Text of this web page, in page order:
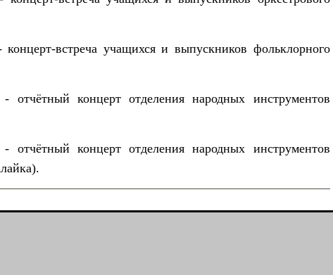
концерт-встреча учащихся и выпускников фольклорного
- отчётный концерт отделения народных инструментов
- отчётный концерт отделения народных инструментов